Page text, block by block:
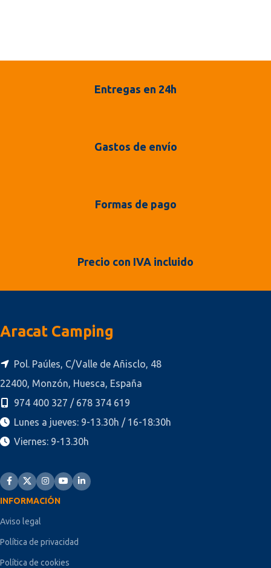
Entregas en 24h
Gastos de envío
Formas de pago
Precio con IVA incluido
Aracat Camping
Pol. Paúles, C/Valle de Añisclo, 48
22400, Monzón, Huesca, España
974 400 327 / 678 374 619
Lunes a jueves: 9-13.30h / 16-18:30h
Viernes: 9-13.30h
INFORMACIÓN
Aviso legal
Política de privacidad
Política de cookies